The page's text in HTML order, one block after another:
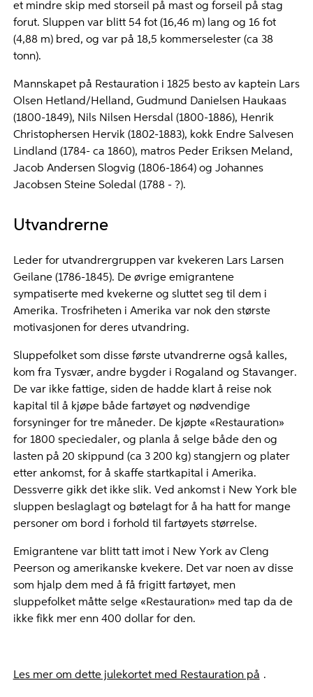
et mindre skip med storseil på mast og forseil på stag
forut. Sluppen var blitt 54 fot (16,46 m) lang og 16 fot
(4,88 m) bred, og var på 18,5 kommerselester (ca 38
tonn).
Mannskapet på Restauration i 1825 besto av kaptein Lars
Olsen Hetland/Helland, Gudmund Danielsen Haukaas
(1800-1849), Nils Nilsen Hersdal (1800-1886), Henrik
Christophersen Hervik (1802-1883), kokk Endre Salvesen
Lindland (1784- ca 1860), matros Peder Eriksen Meland,
Jacob Andersen Slogvig (1806-1864) og Johannes
Jacobsen Steine Soledal (1788 - ?).
Utvandrerne
Leder for utvandrergruppen var kvekeren Lars Larsen
Geilane (1786-1845). De øvrige emigrantene
sympatiserte med kvekerne og sluttet seg til dem i
Amerika. Trosfriheten i Amerika var nok den største
motivasjonen for deres utvandring.
Sluppefolket som disse første utvandrerne også kalles,
kom fra Tysvær, andre bygder i Rogaland og Stavanger.
De var ikke fattige, siden de hadde klart å reise nok
kapital til å kjøpe både fartøyet og nødvendige
forsyninger for tre måneder. De kjøpte «Restauration»
for 1800 speciedaler, og planla å selge både den og
lasten på 20 skippund (ca 3 200 kg) stangjern og plater
etter ankomst, for å skaffe startkapital i Amerika.
Dessverre gikk det ikke slik. Ved ankomst i New York ble
sluppen beslaglagt og bøtelagt for å ha hatt for mange
personer om bord i forhold til fartøyets størrelse.
Emigrantene var blitt tatt imot i New York av Cleng
Peerson og amerikanske kvekere. Det var noen av disse
som hjalp dem med å få frigitt fartøyet, men
sluppefolket måtte selge «Restauration» med tap da de
ikke fikk mer enn 400 dollar for den.
Les mer om dette julekortet med Restauration på .